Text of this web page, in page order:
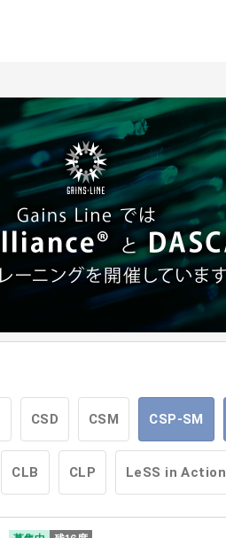
CSD CSM CSP-SM
CLB CLP LeSS in Action